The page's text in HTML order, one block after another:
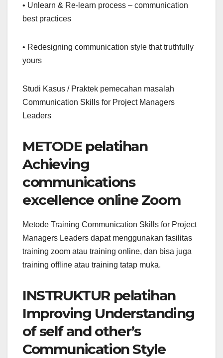
• Unlearn & Re-learn process – communication
best practices
• Redesigning communication style that truthfully
yours
Studi Kasus / Praktek pemecahan masalah
Communication Skills for Project Managers
Leaders
METODE pelatihan
Achieving
communications
excellence online Zoom
Metode Training Communication Skills for Project
Managers Leaders dapat menggunakan fasilitas
training zoom atau training online, dan bisa juga
training offline atau training tatap muka.
INSTRUKTUR pelatihan
Improving Understanding
of self and other’s
Communication Style